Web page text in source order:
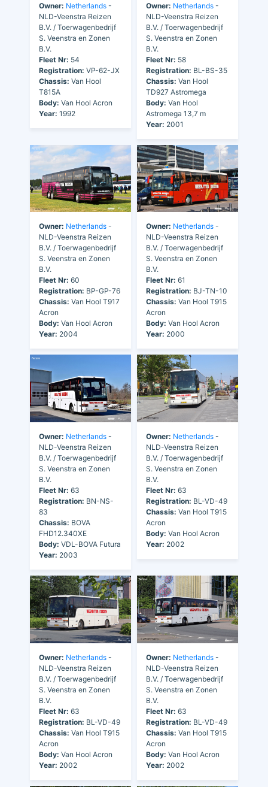
Owner: Netherlands -
NLD-Veenstra Reizen
B.V. / Toerwagenbedrijf
S. Veenstra en Zonen
B.V.
Fleet Nr: 54
Registration: VP-62-JX
Chassis: Van Hool
T815A
Body: Van Hool Acron
Year: 1992
Owner: Netherlands -
NLD-Veenstra Reizen
B.V. / Toerwagenbedrijf
S. Veenstra en Zonen
B.V.
Fleet Nr: 58
Registration: BL-BS-35
Chassis: Van Hool
TD927 Astromega
Body: Van Hool
Astromega 13,7 m
Year: 2001
Owner: Netherlands -
NLD-Veenstra Reizen
B.V. / Toerwagenbedrijf
S. Veenstra en Zonen
B.V.
Fleet Nr: 60
Registration: BP-GP-76
Chassis: Van Hool T917
Acron
Body: Van Hool Acron
Year: 2004
Owner: Netherlands -
NLD-Veenstra Reizen
B.V. / Toerwagenbedrijf
S. Veenstra en Zonen
B.V.
Fleet Nr: 61
Registration: BJ-TN-10
Chassis: Van Hool T915
Acron
Body: Van Hool Acron
Year: 2000
Owner: Netherlands -
NLD-Veenstra Reizen
B.V. / Toerwagenbedrijf
S. Veenstra en Zonen
B.V.
Fleet Nr: 63
Registration: BN-NS-
83
Chassis: BOVA
FHD12.340XE
Body: VDL-BOVA Futura
Year: 2003
Owner: Netherlands -
NLD-Veenstra Reizen
B.V. / Toerwagenbedrijf
S. Veenstra en Zonen
B.V.
Fleet Nr: 63
Registration: BL-VD-49
Chassis: Van Hool T915
Acron
Body: Van Hool Acron
Year: 2002
Owner: Netherlands -
NLD-Veenstra Reizen
B.V. / Toerwagenbedrijf
S. Veenstra en Zonen
B.V.
Fleet Nr: 63
Registration: BL-VD-49
Chassis: Van Hool T915
Acron
Body: Van Hool Acron
Year: 2002
Owner: Netherlands -
NLD-Veenstra Reizen
B.V. / Toerwagenbedrijf
S. Veenstra en Zonen
B.V.
Fleet Nr: 63
Registration: BL-VD-49
Chassis: Van Hool T915
Acron
Body: Van Hool Acron
Year: 2002